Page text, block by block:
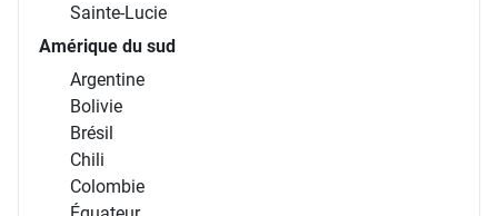
Sainte-Lucie
Amérique du sud
Argentine
Bolivie
Brésil
Chili
Colombie